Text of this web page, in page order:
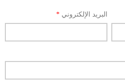
البريد الإلكتروني*